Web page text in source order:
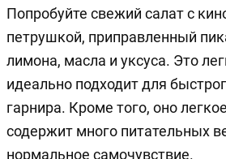
Попробуйте свежий салат с
петрушкой, приправленный
лимона, масла и уксуса. Это
идеально подходит для
гарнира. Кроме того, оно
содержит много питательных
нормальное самочувствие.